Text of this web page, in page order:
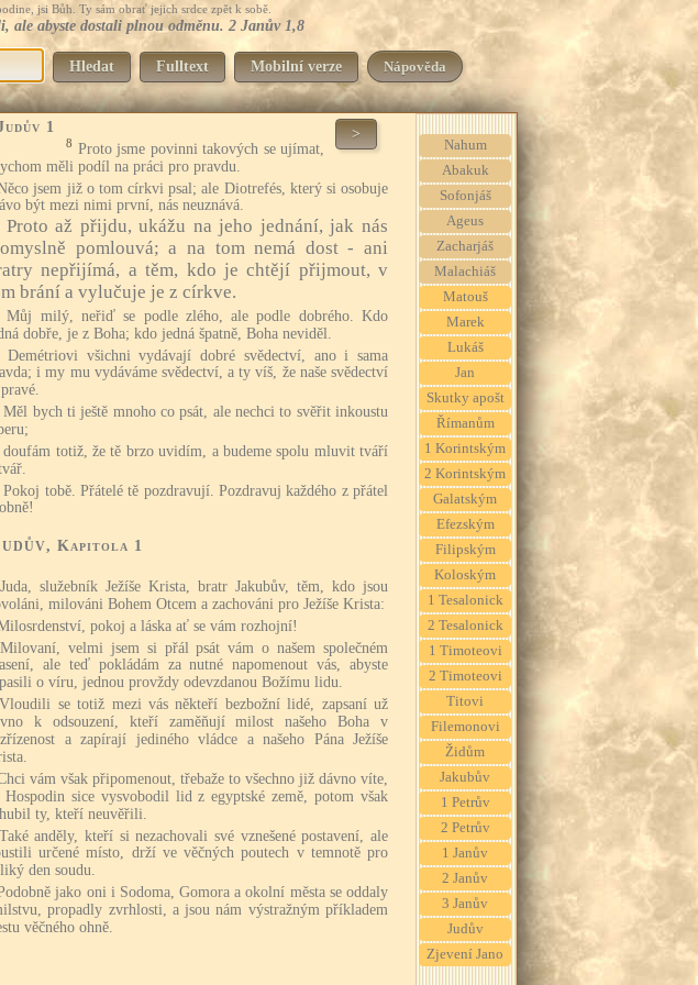
jsi Bůh. Ty sám obrať jejich srdce zpět k sobě.
ale abyste dostali plnou odměnu. 2 Janův 1,8
Hledat Fulltext Mobilní verze Nápověda
1 >
8 Proto jsme povinni takových se ujímat,
měli podíl na práci pro pravdu.
jsem již o tom církvi psal; ale Diotrefés, který si osobuje
být mezi nimi první, nás neuznává.
Proto až přijdu, ukážu na jeho jednání, jak nás
pomlouvá; a na tom nemá dost - ani
nepřijímá, a těm, kdo je chtějí přijmout, v
brání a vylučuje je z církve.
Můj milý, neřiď se podle zlého, ale podle dobrého. Kdo
dobře, je z Boha; kdo jedná špatně, Boha neviděl.
Demétriovi všichni vydávají dobré svědectví, ano i sama
i my mu vydáváme svědectví, a ty víš, že naše svědectví
Měl bych ti ještě mnoho co psát, ale nechci to svěřit inkoustu
doufám totiž, že tě brzo uvidím, a budeme spolu mluvit tváří
Pokoj tobě. Přátelé tě pozdravují. Pozdravuj každého z přátel
, Kapitola 1
Juda, služebník Ježíše Krista, bratr Jakubův, těm, kdo jsou
milováni Bohem Otcem a zachováni pro Ježíše Krista:
pokoj a láska ať se vám rozhojní!
Milovaní, velmi jsem si přál psát vám o našem společném
ale teď pokládám za nutné napomenout vás, abyste
o víru, jednou provždy odevzdanou Božímu lidu.
Vloudili se totiž mezi vás někteří bezbožní lidé, zapsaní už
k odsouzení, kteří zaměňují milost našeho Boha v
a zapírají jediného vládce a našeho Pána Ježíše
vám však připomenout, třebaže to všechno již dávno víte,
Hospodin sice vysvobodil lid z egyptské země, potom však
ty, kteří neuvěřili.
Také anděly, kteří si nezachovali své vznešené postavení, ale
určené místo, drží ve věčných poutech v temnotě pro
den soudu.
jako oni i Sodoma, Gomora a okolní města se oddaly
propadly zvrhlosti, a jsou nám výstražným příkladem
věčného ohně.
Nahum
Abakuk
Sofonjáš
Ageus
Zacharjáš
Malachiáš
Matouš
Marek
Lukáš
Jan
Skutky apošt
Římanům
1 Korintským
2 Korintským
Galatským
Efezským
Filipským
Koloským
1 Tesalonick
2 Tesalonick
1 Timoteovi
2 Timoteovi
Titovi
Filemonovi
Židům
Jakubův
1 Petrův
2 Petrův
1 Janův
2 Janův
3 Janův
Judův
Zjevení Jano